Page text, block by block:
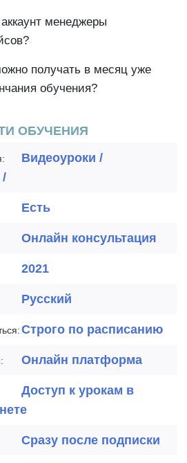
менеджеры
получать в месяц уже
обучения?
ОБУЧЕНИЯ
Видеоуроки /
/
Есть
Онлайн консультация
2021
Русский
Строго по расписанию
Онлайн платформа
Доступ к урокам в
Сразу после подписки